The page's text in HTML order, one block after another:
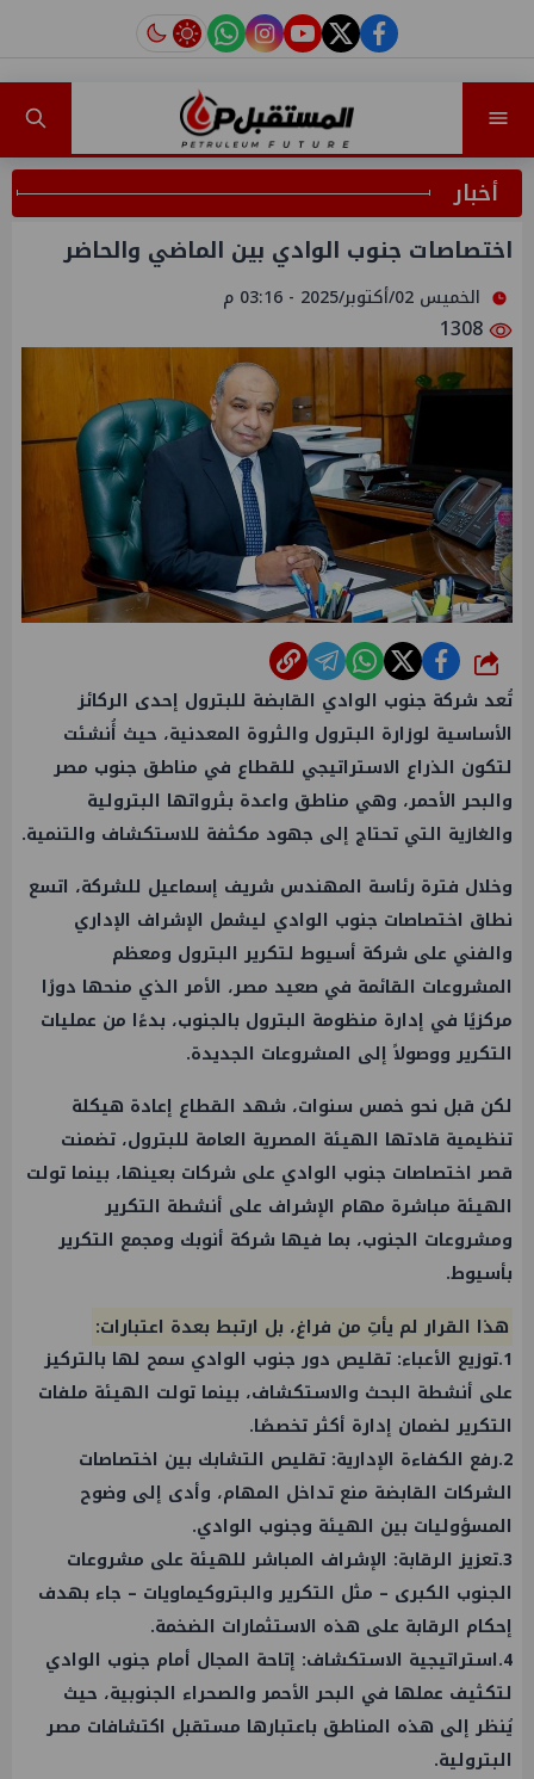
facebook
twitter
youtube
instagram
tiktok
أخبار
اختصاصات جنوب الوادي بين الماضي والحاضر
الخميس 02/أكتوبر/2025 - 03:16 م
شارك
تُعد شركة جنوب الوادي القابضة للبترول إحدى الركائز
الأساسية لوزارة البترول والثروة المعدنية، حيث أُنشئت
لتكون الذراع الاستراتيجي للقطاع في مناطق جنوب مصر
والبحر الأحمر، وهي مناطق واعدة بثرواتها البترولية
والغازية التي تحتاج إلى جهود مكثفة للاستكشاف والتنمية.
وخلال فترة رئاسة المهندس شريف إسماعيل للشركة، اتسع
نطاق اختصاصات جنوب الوادي ليشمل الإشراف الإداري
والفني على شركة أسيوط لتكرير البترول ومعظم
المشروعات القائمة في صعيد مصر، الأمر الذي منحها دورًا
مركزيًا في إدارة منظومة البترول بالجنوب، بدءًا من عمليات
التكرير ووصولاً إلى المشروعات الجديدة.
لكن قبل نحو خمس سنوات، شهد القطاع إعادة هيكلة
تنظيمية قادتها الهيئة المصرية العامة للبترول، تضمنت
قصر اختصاصات جنوب الوادي على شركات بعينها، بينما تولت
الهيئة مباشرة مهام الإشراف على أنشطة التكرير
ومشروعات الجنوب، بما فيها شركة أنوبك ومجمع التكرير
بأسيوط.
هذا القرار لم يأتِ من فراغ، بل ارتبط بعدة اعتبارات:
1.توزيع الأعباء: تقليص دور جنوب الوادي سمح لها بالتركيز
على أنشطة البحث والاستكشاف، بينما تولت الهيئة ملفات
التكرير لضمان إدارة أكثر تخصصًا.
2.رفع الكفاءة الإدارية: تقليص التشابك بين اختصاصات
الشركات القابضة منع تداخل المهام، وأدى إلى وضوح
المسؤوليات بين الهيئة وجنوب الوادي.
3.تعزيز الرقابة: الإشراف المباشر للهيئة على مشروعات
الجنوب الكبرى – مثل التكرير والبتروكيماويات – جاء بهدف
إحكام الرقابة على هذه الاستثمارات الضخمة.
4.استراتيجية الاستكشاف: إتاحة المجال أمام جنوب الوادي
لتكثيف عملها في البحر الأحمر والصحراء الجنوبية، حيث
يُنظر إلى هذه المناطق باعتبارها مستقبل اكتشافات مصر
البترولية.